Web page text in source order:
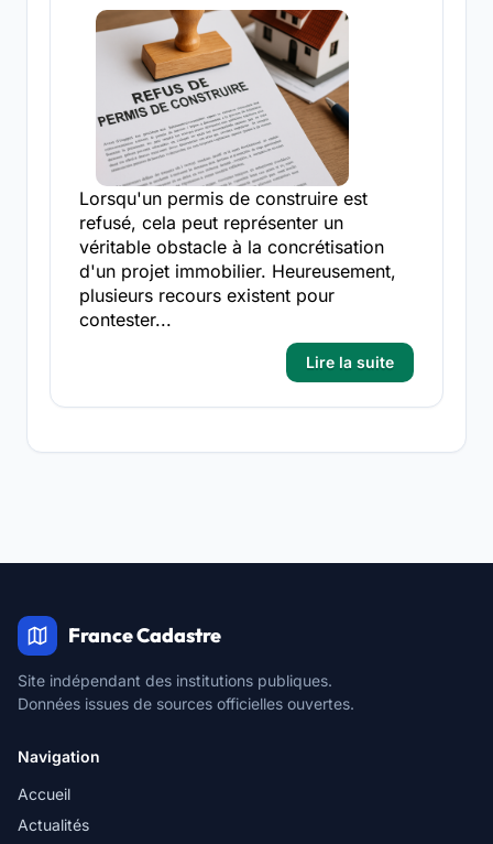
Lorsqu'un permis de construire est
refusé, cela peut représenter un
véritable obstacle à la concrétisation
d'un projet immobilier. Heureusement,
plusieurs recours existent pour
contester...
Lire la suite
France Cadastre
Site indépendant des institutions publiques.
Données issues de sources officielles ouvertes.
Navigation
Accueil
Actualités